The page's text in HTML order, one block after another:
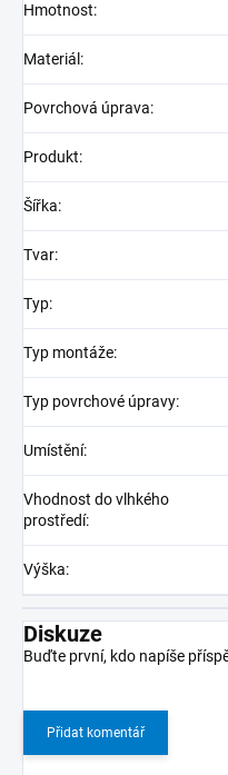
Hmotnost:
Materiál :
Povrchová úprava:
Produkt:
Šířka:
Tvar:
Typ:
Typ montáže:
Typ povrchové úpravy:
Umístění:
Vhodnost do vlhkého
prostředí:
Výška:
Diskuze
Buďte první, kdo napíše
Přidat komentář